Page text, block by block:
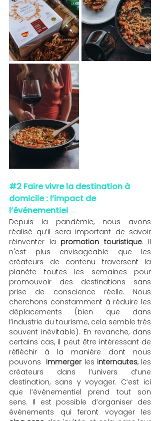
#2 Faire vivre la destination à
domicile : l’impact de
l’événementiel
Depuis la pandémie, nous avons
réalisé qu’il sera important de savoir
réinventer la promotion touristique. Il
n'est plus envisageable que les
créateurs de contenu traversent la
planète toutes les semaines pour
promouvoir des destinations sans
prise de conscience réelle. Nous
cherchons constamment à réduire les
déplacements (bien que dans
l’industrie du tourisme, cela semble très
souvent inévitable). En revanche, dans
certains cas, il peut être intéressant de
réfléchir à la manière dont nous
pouvons immerger les internautes, les
créateurs dans l’univers d’une
destination, sans y voyager. C’est ici
que l’événementiel prend tout son
sens. Il est possible d’organiser des